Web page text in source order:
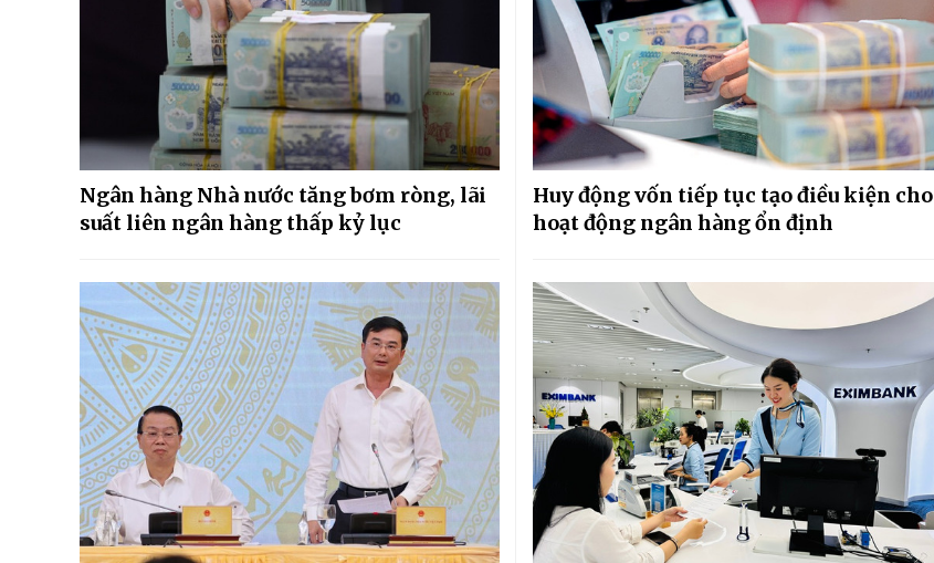
Ngân hàng Nhà nước tăng bơm ròng, lãi
suất liên ngân hàng thấp kỷ lục
Huy động vốn tiếp tục tạo điều kiện cho
hoạt động ngân hàng ổn định